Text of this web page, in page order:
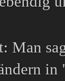
Man